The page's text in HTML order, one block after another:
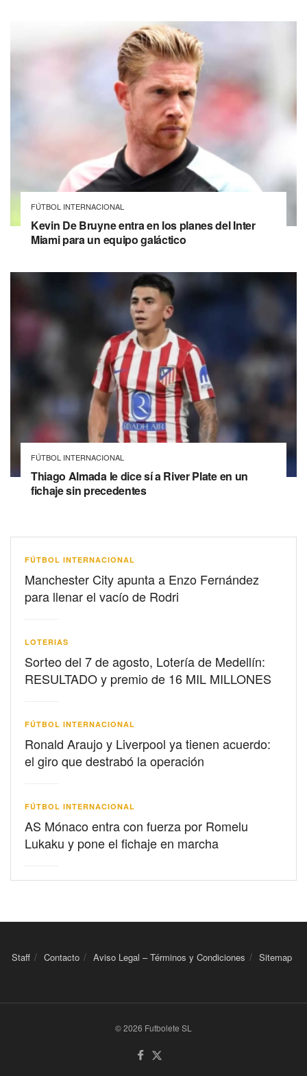
FÚTBOL INTERNACIONAL
Kevin De Bruyne entra en los planes del Inter
Miami para un equipo galáctico
FÚTBOL INTERNACIONAL
Thiago Almada le dice sí a River Plate en un
fichaje sin precedentes
FÚTBOL INTERNACIONAL
Manchester City apunta a Enzo Fernández
para llenar el vacío de Rodri
LOTERIAS
Sorteo del 7 de agosto, Lotería de Medellín:
RESULTADO y premio de 16 MIL MILLONES
FÚTBOL INTERNACIONAL
Ronald Araujo y Liverpool ya tienen acuerdo:
el giro que destrabó la operación
FÚTBOL INTERNACIONAL
AS Mónaco entra con fuerza por Romelu
Lukaku y pone el fichaje en marcha
Staff Contacto Aviso Legal – Términos y Condiciones Sitemap
© 2026 Futbolete SL